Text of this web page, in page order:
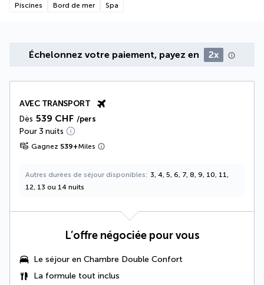
Piscines Bord de mer Spa
Échelonnez votre paiement, payez en 2x
AVEC TRANSPORT
Dès 539 CHF /pers
Pour 3 nuits
Gagnez 539+Miles
Autres durées de séjour disponibles
3, 4, 5, 6, 7, 8, 9, 10, 11,
12, 13 ou 14 nuits
L’offre négociée pour vous
Le séjour en Chambre Double Confort
La formule tout inclus